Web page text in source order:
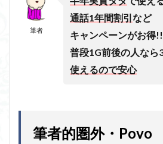
筆者
通話1年間割引など
キャンペーンがお得!!
普段1G前後の人なら
使えるので安心
筆者的圏外・Povo